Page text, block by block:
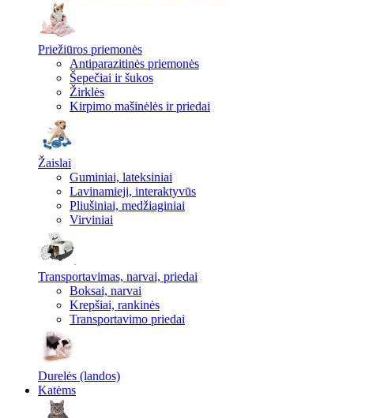
Priežiūros priemonės
Antiparazitinės priemonės
Šepečiai ir šukos
Žirklės
Kirpimo mašinėlės ir priedai
Žaislai
Guminiai, lateksiniai
Lavinamieji, interaktyvūs
Pliušiniai, medžiaginiai
Virviniai
Transportavimas, narvai, priedai
Boksai, narvai
Krepšiai, rankinės
Transportavimo priedai
Durelės (landos)
Katėms